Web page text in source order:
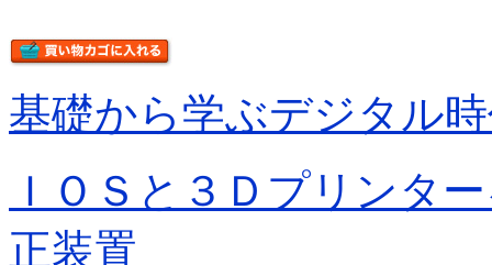
基礎から学ぶデジタル
ＩＯＳと３Ｄプリンタ
正装置